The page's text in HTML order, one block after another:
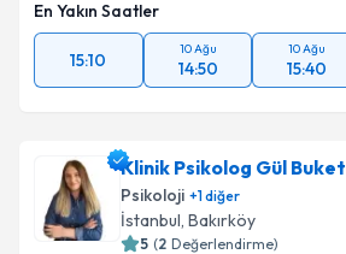
En Yakın Saatler
15:10
10 Ağu
14:50
10 Ağu
15:40
Klinik Psikolog Gül
Psikoloji +1diğer
İstanbul, Bakırköy
5 (2 Değerlendirme)